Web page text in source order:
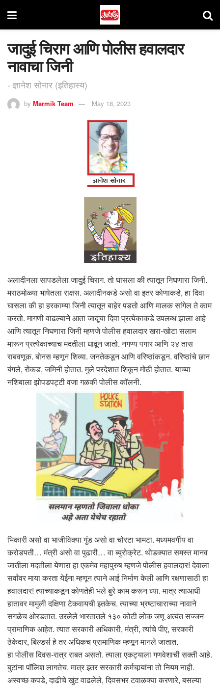
जादुई चिराग आणि पोलीस हवालदार
नावाचा जिनी
- ज्ञानेश सोनार (इतिहास्य)
by Marmik Team May 18, 2023
अलादीनला सापडलेला जादुई चिराग. तो घासला की त्यातून निघणारा जिनी.
मराठमोळ्या भाषेतला राक्षस. अलादीनकडे असो वा इतर कोणाकडे, हा दिवा
घासला की हा हरकाम्या जिनी त्यातून बाहेर पडतो आणि मालक सांगेल ते काम
करतो. मागणी वाढल्याने आता जादूचा दिवा प्रत्येकाकडे उपलब्ध झाला आहे
आणि त्यातून निघणारा जिनी म्हणजे पोलीस हवालदार खरा-खोटा सलाम
मारून प्रत्येकाच्याच मदतीला धावून जातो. नगण्य पगार आणि २४ तास
राबवणूक. बोनस म्हणून शिव्या. जनतेकडून आणि वरिष्ठांकडून. वरिष्ठांचे छान
बंगले, रोकड, जमिनी होतात. मुले परदेशात शिकून मोठी होतात. याच्या
नशिबाला झोपडपट्टी वजा गळकी पोलीस कॉलनी.
भिकारी असो वा भाजीविक्या गुंड असो वा चोरटा भामटा. मध्यमवर्गीय वा
करोडपती… मंत्री असो वा पुढारी… वा ब्युरोक्रेट. थोडक्यात समस्त मानव
जातीला मदतीला येणारा हा एकमेव महापुरुष म्हणजे पोलीस हवालदार! देवाला
सर्वांवर माया करता येईना म्हणून त्याने आई निर्माण केली आणि रक्षणासाठी हा
हवालदार! त्याच्याकडून कोणतेही भले बुरे काम करून घ्या. मात्र त्याआधी
हातावर मामुली दक्षिणा टेकवायची इतकेच. त्याच्या भ्रष्टाचाराच्या नावाने
सगळेच ओरडतात. उरलेले भारतातले १३० कोटी लोक जणू अत्यंत सज्जन
प्रामाणिक आहेत. त्यात सरकारी अधिकारी, मंत्री, त्यांचे पीए, सरकारी
ठेकेदार, बिल्डर्स हे तर अधिकच प्रामाणिक म्हणून मानले जातात.
हा पोलीस दिवस-रात्र राबत असतो. त्याला एकट्याला गणवेशाची सक्ती आहे.
बुटांना पॉलिश लागतेच. मात्र इतर सरकारी कर्मचार्‍यांना तो नियम नाही.
अस्वच्छ कपडे, दाढीचे खुंट वाढलेले, दिवसभर टवाळक्या करणारे, बसल्या